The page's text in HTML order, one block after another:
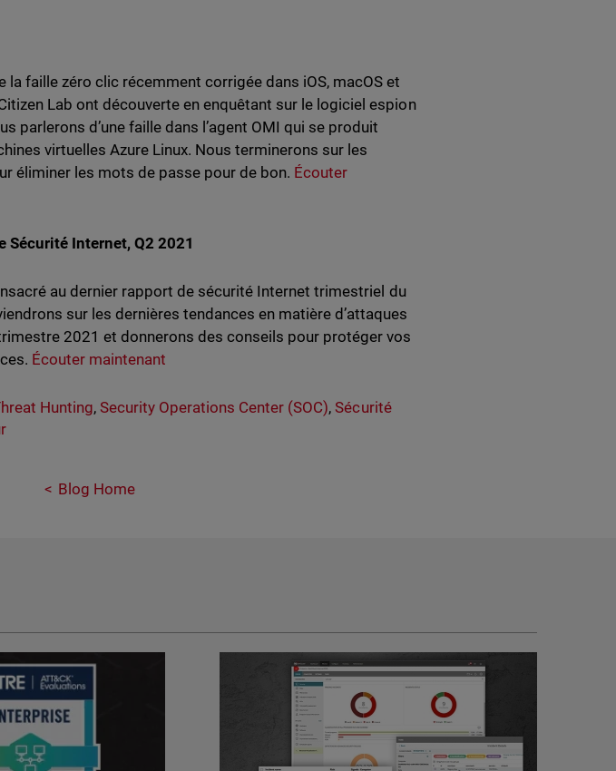
faille zéro clic récemment corrigée dans iOS, macOS et
Lab ont découverte en enquêtant sur le logiciel espion
parlerons d’une faille dans l’agent OMI qui se produit
virtuelles Azure Linux. Nous terminerons sur les
éliminer les mots de passe pour de bon. Écouter
Sécurité Internet, Q2 2021
au dernier rapport de sécurité Internet trimestriel du
sur les dernières tendances en matière d’attaques
2021 et donnerons des conseils pour protéger vos
Écouter maintenant
Hunting, Security Operations Center (SOC),Sécurité
Blog Home